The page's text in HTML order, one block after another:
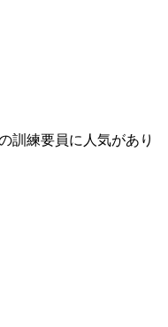
訓練要員に人気があり